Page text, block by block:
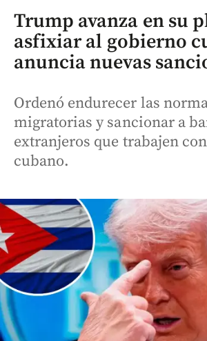
Trump avanza en su
asfixiar al gobierno
anuncia nuevas
Ordenó endurecer las
migratorias y sancionar a
extranjeros que trabajen
cubano.